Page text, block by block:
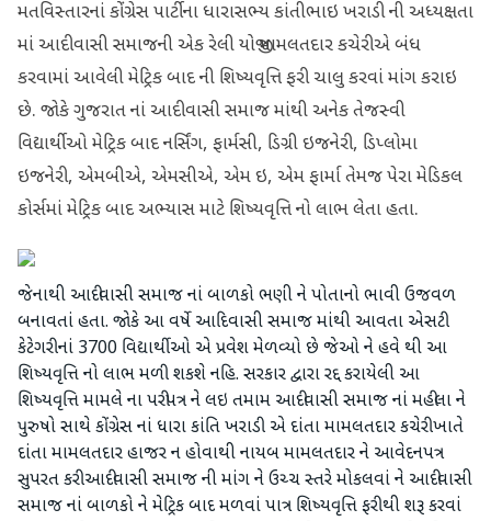
મતવિસ્તારનાં કોંગ્રેસ પાર્ટીના ધારાસભ્ય કાંતીભાઇ ખરાડી ની અધ્યક્ષતા
માં આદીવાસી સમાજની એક રેલી યોજી મામલતદાર કચેરીએ બંધ
કરવામાં આવેલી મેટ્રિક બાદ ની શિષ્યવૃત્તિ ફરી ચાલુ કરવાં માંગ કરાઇ
છે. જોકે ગુજરાત નાં આદીવાસી સમાજ માંથી અનેક તેજસ્વી
વિદ્યાર્થીઓ મેટ્રિક બાદ નર્સિંગ, ફાર્મસી, ડિગ્રી ઇજનેરી, ડિપ્લોમા
ઇજનેરી, એમબીએ, એમસીએ, એમ ઇ, એમ ફાર્મા તેમજ પેરા મેડિકલ
કોર્સમાં મેટ્રિક બાદ અભ્યાસ માટે શિષ્યવૃત્તિ નો લાભ લેતા હતા.
જેનાથી આદીવાસી સમાજ નાં બાળકો ભણી ને પોતાનો ભાવી ઉજવળ
બનાવતાં હતા. જોકે આ વર્ષે આદિવાસી સમાજ માંથી આવતા એસટી
કેટેગરી નાં 3700 વિદ્યાર્થીઓ એ પ્રવેશ મેળવ્યો છે જેઓ ને હવે થી આ
શિષ્યવૃત્તિ નો લાભ મળી શકશે નહિ. સરકાર દ્વારા રદ્દ કરાયેલી આ
શિષ્યવૃત્તિ મામલે ના પરીપત્ર ને લઇ તમામ આદીવાસી સમાજ નાં મહીલા ને
પુરુષો સાથે કોંગ્રેસ નાં ધારા કાંતિ ખરાડી એ દાંતા મામલતદાર કચેરી ખાતે
દાંતા મામલતદાર હાજર ન હોવાથી નાયબ મામલતદાર ને આવેદનપત્ર
સુપરત કરી આદીવાસી સમાજ ની માંગ ને ઉચ્ચ સ્તરે મોકલવાં ને આદીવાસી
સમાજ નાં બાળકો ને મેટ્રિક બાદ મળવાં પાત્ર શિષ્યવૃત્તિ ફરી થી શરૂ કરવાં